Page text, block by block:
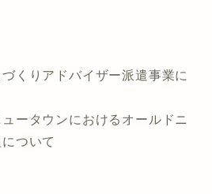
くりアドバイザー派遣事業に
ータウンにおけるオールドニ
ついて